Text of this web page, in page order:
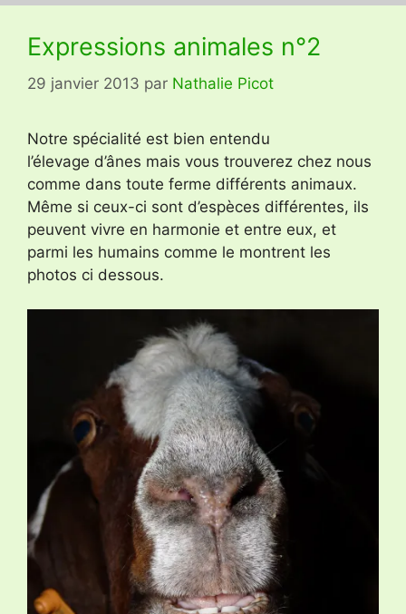
Expressions animales n°2
29 janvier 2013 par Nathalie Picot
Notre spécialité est bien entendu
l’élevage d’ânes mais vous trouverez chez nous
comme dans toute ferme différents animaux.
Même si ceux-ci sont d’espèces différentes, ils
peuvent vivre en harmonie et entre eux, et
parmi les humains comme le montrent les
photos ci dessous.